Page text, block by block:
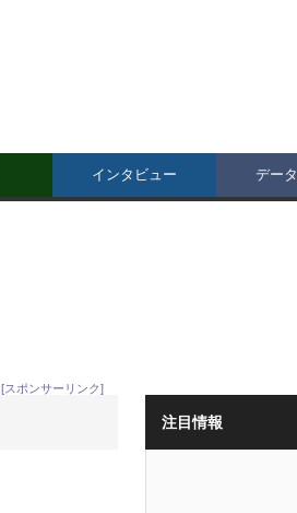
インタビュー デー
[スポンサーリンク]
注目情報